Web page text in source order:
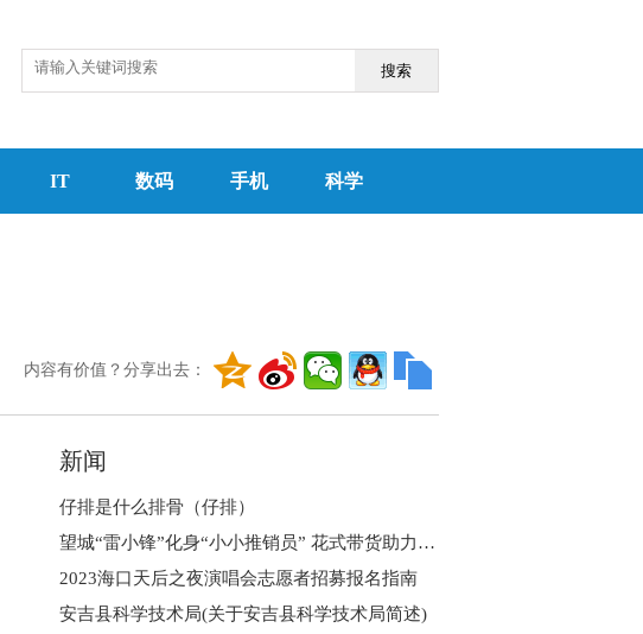
搜索
IT 数码 手机 科学
内容有价值？分享出去：
新闻
仔排是什么排骨（仔排）
望城“雷小锋”化身“小小推销员” 花式带货助力乡村振兴
2023海口天后之夜演唱会志愿者招募报名指南
安吉县科学技术局(关于安吉县科学技术局简述)